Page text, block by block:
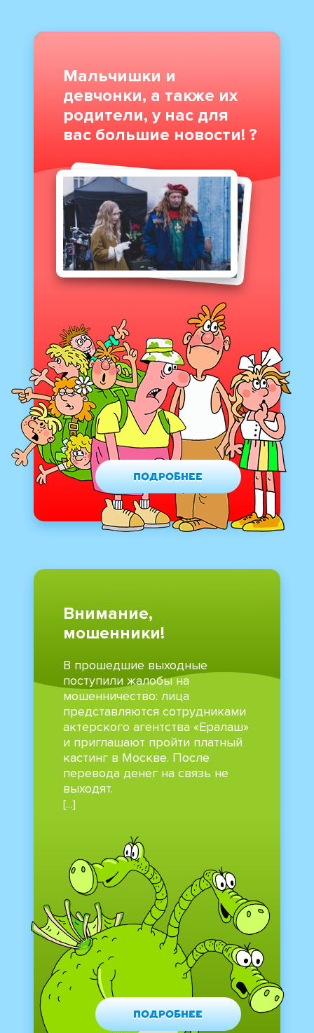
Мальчишки и
девчонки, а также их
родители, у нас для
вас большие новости! ?
Подробнее
Внимание,
мошенники!
В прошедшие выходные
поступили жалобы на
мошенничество: лица
представляются сотрудниками
актерского агентства «Ералаш»
и приглашают пройти платный
кастинг в Москве. После
перевода денег на связь не
выходят.
[...]
Подробнее